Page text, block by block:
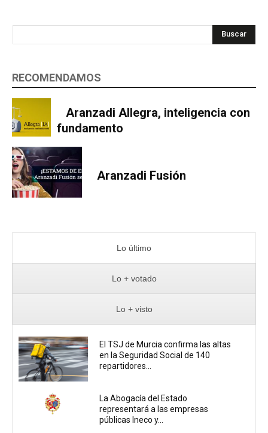
Buscar
RECOMENDAMOS
Aranzadi Allegra, inteligencia con
fundamento
Aranzadi Fusión
Lo último
Lo + votado
Lo + visto
El TSJ de Murcia confirma las altas
en la Seguridad Social de 140
repartidores...
La Abogacía del Estado
representará a las empresas
públicas Ineco y...